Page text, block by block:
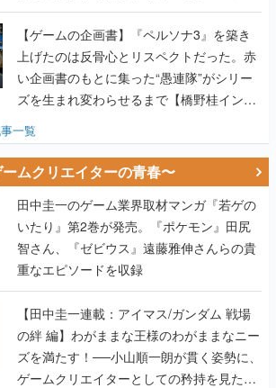
い企画書のもとに集った“愚連隊”がシリー
ズを生まれ変わらせるまで【橋野桂インタ
ビュー】
一覧
ームクリエイターの青春〜
田中圭一のゲーム業界取材マンガ『若ゲの
いたり』第2巻が発売。『ポケモン』田尻
智さん、『ゼビウス』遠藤雅伸さんらの貴
重なエピソードを収録
【田中圭一連載：アイマス/ガンダム 戦場
の絆 編】わがままな王様のわがままなニー
ズを満たす！──小山順一朗が貫く姿勢に、
ゲームクリエイターとしての矜持を見た
【若ゲのいたり最終回】
【田中圭一連載：バーチャファイター編】
「新しい3D表現のために、軍事技術を採り